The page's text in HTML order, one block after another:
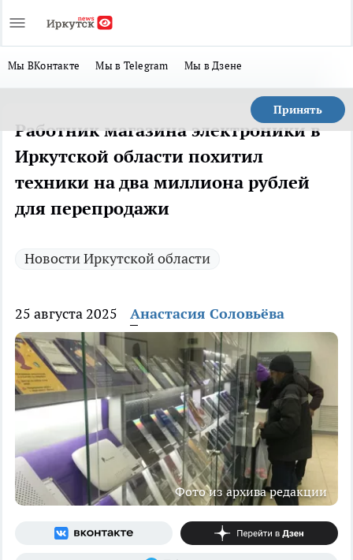
Мы ВКонтакте Мы в Telegram Мы в Дзене
Принять
Работник магазина электроники в
Иркутской области похитил
техники на два миллиона рублей
для перепродажи
Новости Иркутской области
25 августа 2025 Анастасия Соловьёва
Фото из архива редакции